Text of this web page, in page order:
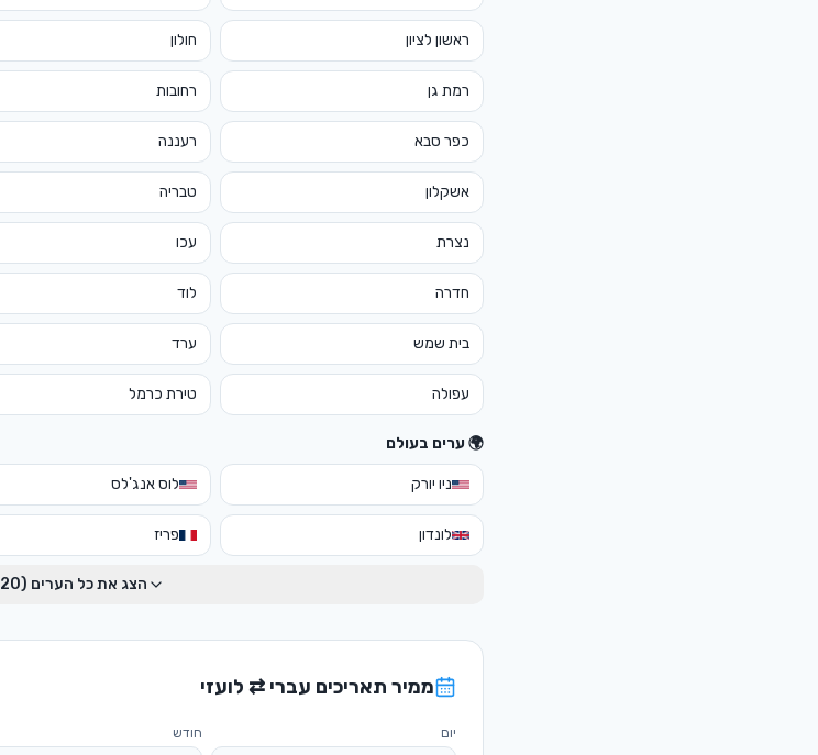
ראשון לציון חולון
רמת גן רחובות
כפר סבא רעננה
אשקלון טבריה
נצרת עכו
חדרה לוד
בית שמש ערד
עפולה טירת כרמל
🌍 ערים בעולם
ניו יורק לוס אנג'לס
לונדון פריז
הצג את כל הערים (20
ממיר תאריכים עברי ⇄ לועזי
יום חודש